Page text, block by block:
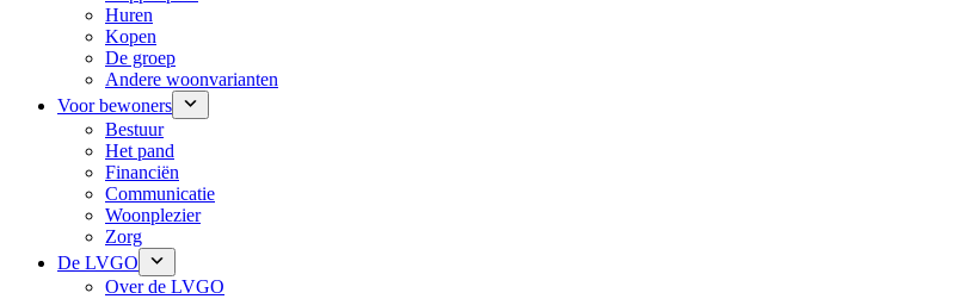
Huren
Kopen
De groep
Andere woonvarianten
Voor bewoners
Bestuur
Het pand
Financiën
Communicatie
Woonplezier
Zorg
De LVGO
Over de LVGO